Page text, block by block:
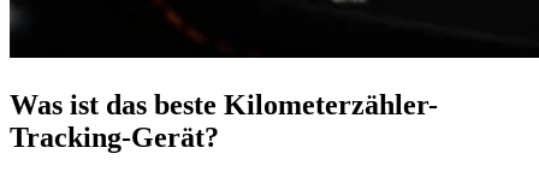
Was ist das beste Kilometerzähler-
Tracking-Gerät?